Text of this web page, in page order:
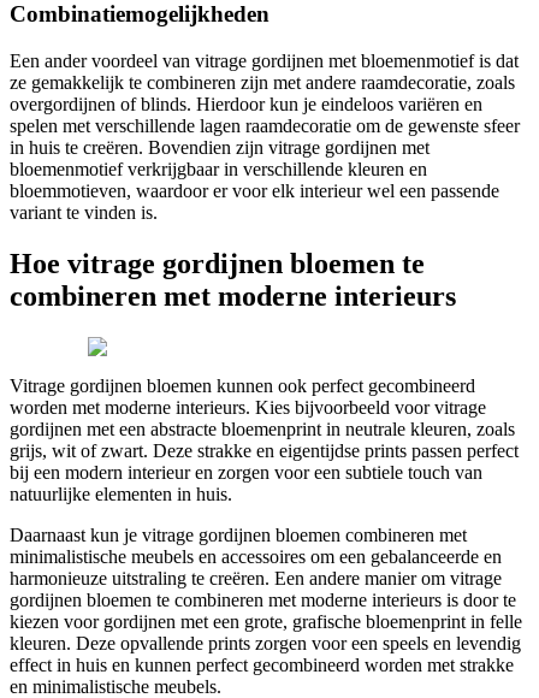
Combinatiemogelijkheden
Een ander voordeel van vitrage gordijnen met bloemenmotief is dat
ze gemakkelijk te combineren zijn met andere raamdecoratie, zoals
overgordijnen of blinds. Hierdoor kun je eindeloos variëren en
spelen met verschillende lagen raamdecoratie om de gewenste sfeer
in huis te creëren. Bovendien zijn vitrage gordijnen met
bloemenmotief verkrijgbaar in verschillende kleuren en
bloemmotieven, waardoor er voor elk interieur wel een passende
variant te vinden is.
Hoe vitrage gordijnen bloemen te
combineren met moderne interieurs
Vitrage gordijnen bloemen kunnen ook perfect gecombineerd
worden met moderne interieurs. Kies bijvoorbeeld voor vitrage
gordijnen met een abstracte bloemenprint in neutrale kleuren, zoals
grijs, wit of zwart. Deze strakke en eigentijdse prints passen perfect
bij een modern interieur en zorgen voor een subtiele touch van
natuurlijke elementen in huis.
Daarnaast kun je vitrage gordijnen bloemen combineren met
minimalistische meubels en accessoires om een gebalanceerde en
harmonieuze uitstraling te creëren. Een andere manier om vitrage
gordijnen bloemen te combineren met moderne interieurs is door te
kiezen voor gordijnen met een grote, grafische bloemenprint in felle
kleuren. Deze opvallende prints zorgen voor een speels en levendig
effect in huis en kunnen perfect gecombineerd worden met strakke
en minimalistische meubels.